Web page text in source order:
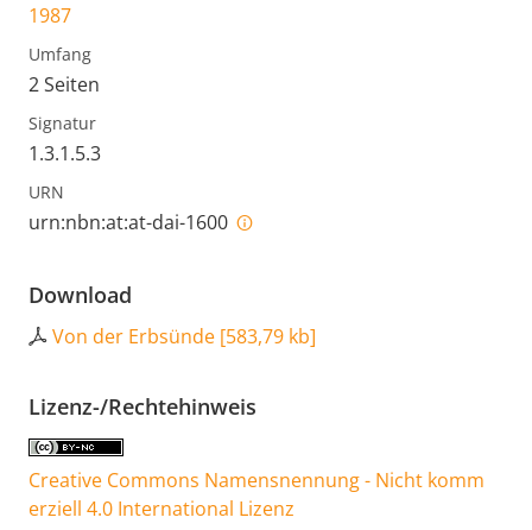
1987
Umfang
2 Seiten
Signatur
1.3.1.5.3
URN
urn:nbn:at:at-dai-1600
Download
Von der Erbsünde [583,79 kb]
Lizenz-/Rechtehinweis
Creative Commons Namensnennung - Nicht komm
erziell 4.0 International Lizenz